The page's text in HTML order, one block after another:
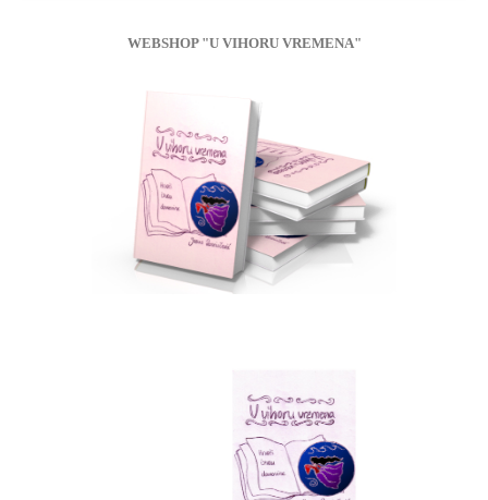
WEBSHOP "U VIHORU VREMENA"